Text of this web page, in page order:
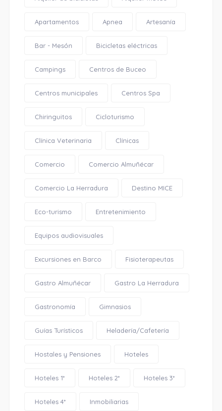
Apartamentos Apnea Artesanía
Bar - Mesón Bicicletas eléctricas
Campings Centros de Buceo
Centros municipales Centros Spa
Chiringuitos Cicloturismo
Clínica Veterinaria Clínicas
Comercio Comercio Almuñécar
Comercio La Herradura Destino MICE
Eco-turismo Entretenimiento
Equipos audiovisuales
Excursiones en Barco Fisioterapeutas
Gastro Almuñécar Gastro La Herradura
Gastronomía Gimnasios
Guías Turísticos Heladería/Cafetería
Hostales y Pensiones Hoteles
Hoteles 1* Hoteles 2* Hoteles 3*
Hoteles 4* Inmobiliarias